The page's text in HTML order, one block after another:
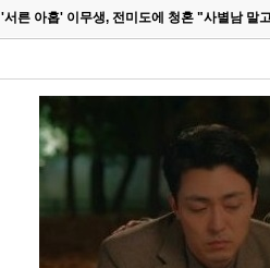
'서른 아홉' 이무생, 전미도에 청혼 "사별남 말